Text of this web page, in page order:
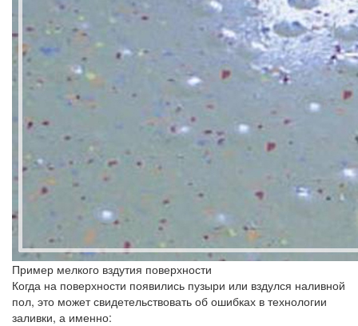
Пример мелкого вздутия поверхности
Когда на поверхности появились пузыри или вздулся наливной
пол, это может свидетельствовать об ошибках в технологии
заливки, а именно: